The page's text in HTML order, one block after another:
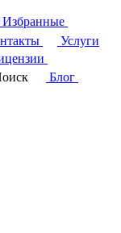
Избранные
Услуги
Блог